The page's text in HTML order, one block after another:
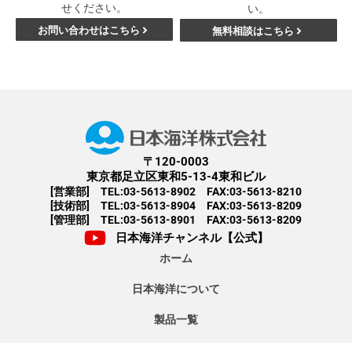
せください。
お問い合わせはこちら
い。
無料相談はこちら
〒120-0003
東京都足立区東和5-13-4東和ビル
[営業部] TEL:03-5613-8902 FAX:03-5613-8210
[技術部] TEL:03-5613-8904 FAX:03-5613-8209
[管理部] TEL:03-5613-8901 FAX:03-5613-8209
日本海洋チャンネル【公式】
ホーム
日本海洋について
製品一覧